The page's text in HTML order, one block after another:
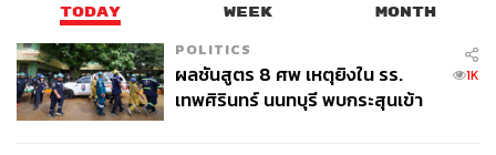
TODAY WEEK MONTH
POLITICS
ผลชันสูตร 8 ศพ เหตุยิงใน รร.
เทพศิรินทร์ นนทบุรี พบกระสุนเข้า
1K